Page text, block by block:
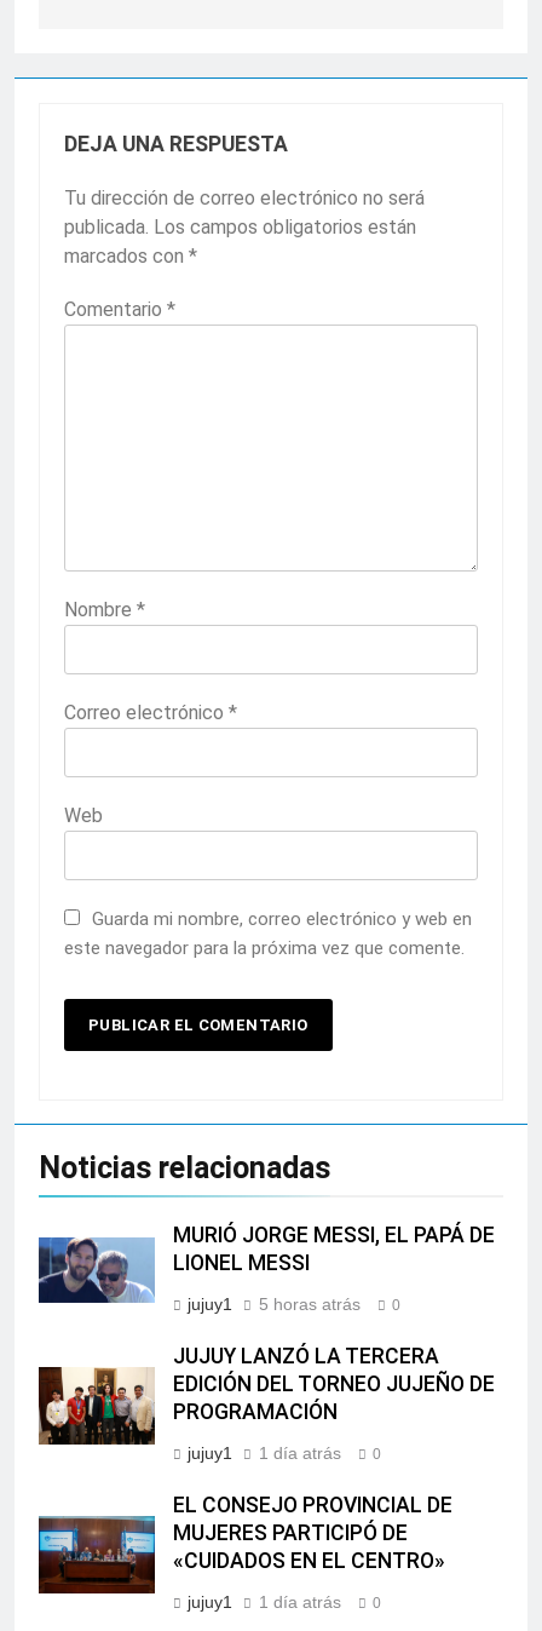
DEJA UNA RESPUESTA
Tu dirección de correo electrónico no será
publicada. Los campos obligatorios están
marcados con *
Comentario *
Nombre *
Correo electrónico *
Web
Guarda mi nombre, correo electrónico y web en
este navegador para la próxima vez que comente.
Noticias relacionadas
MURIÓ JORGE MESSI, EL PAPÁ DE
LIONEL MESSI
jujuy1 5 horas atrás 0
JUJUY LANZÓ LA TERCERA
EDICIÓN DEL TORNEO JUJEÑO DE
PROGRAMACIÓN
jujuy1 1 día atrás 0
EL CONSEJO PROVINCIAL DE
MUJERES PARTICIPÓ DE
«CUIDADOS EN EL CENTRO»
jujuy1 1 día atrás 0